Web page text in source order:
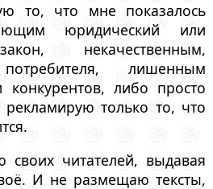
то, что мне показалось
юридический или
некачественным,
лишенным
конкурентов, либо просто
только то, что
читателей, выдавая
И не размещаю тексты,